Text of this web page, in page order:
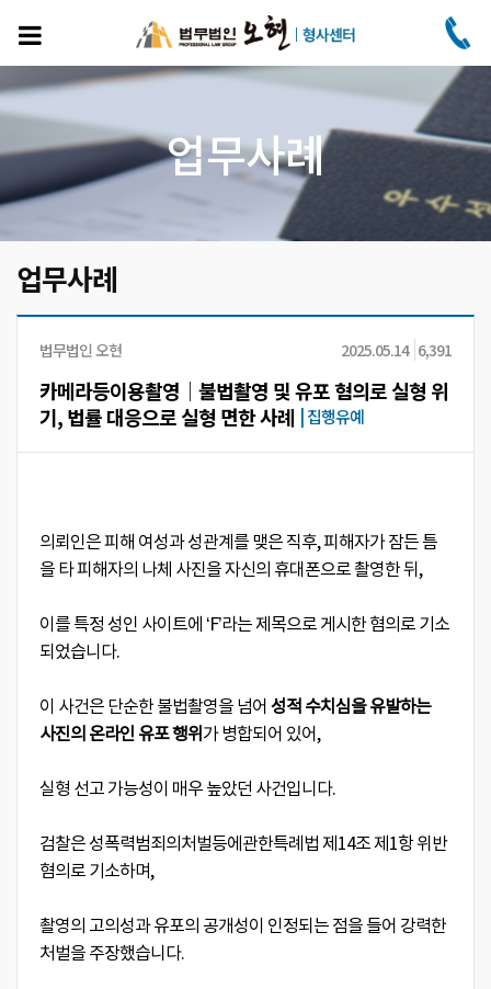
주
요
콘
텐
츠
건
뛰
업무사례
업무사례
법무법인 오현 2025.05.14 6,391
카메라등이용촬영│불법촬영 및 유포 혐의로 실형 위
기, 법률 대응으로 실형 면한 사례
집행유예
의뢰인은 피해 여성과 성관계를 맺은 직후, 피해자가 잠든 틈
을 타 피해자의 나체 사진을 자신의 휴대폰으로 촬영한 뒤,
이를 특정 성인 사이트에 ‘F’라는 제목으로 게시한 혐의로 기소
되었습니다.
이 사건은 단순한 불법촬영을 넘어 성적 수치심을 유발하는
사진의 온라인 유포 행위 가 병합되어 있어,
실형 선고 가능성이 매우 높았던 사건입니다.
검찰은 성폭력범죄의처벌등에관한특례법 제14조 제1항 위반
혐의로 기소하며,
촬영의 고의성과 유포의 공개성이 인정되는 점을 들어 강력한
처벌을 주장했습니다.